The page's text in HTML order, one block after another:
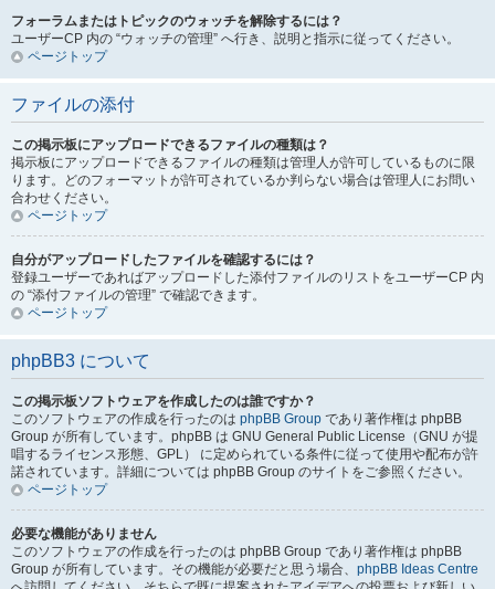
フォーラムまたはトピックのウォッチを解除するには？
ユーザーCP 内の “ウォッチの管理” へ行き、説明と指示に従ってください。
ページトップ
ファイルの添付
この掲示板にアップロードできるファイルの種類は？
掲示板にアップロードできるファイルの種類は管理人が許可しているものに限
ります。どのフォーマットが許可されているか判らない場合は管理人にお問い
合わせください。
ページトップ
自分がアップロードしたファイルを確認するには？
登録ユーザーであればアップロードした添付ファイルのリストをユーザーCP 内
の “添付ファイルの管理” で確認できます。
ページトップ
phpBB3 について
この掲示板ソフトウェアを作成したのは誰ですか？
このソフトウェアの作成を行ったのは phpBB Group であり著作権は phpBB
Group が所有しています。phpBB は GNU General Public License（GNU が提
唱するライセンス形態、GPL） に定められている条件に従って使用や配布が許
諾されています。詳細については phpBB Group のサイトをご参照ください。
ページトップ
必要な機能がありません
このソフトウェアの作成を行ったのは phpBB Group であり著作権は phpBB
Group が所有しています。その機能が必要だと思う場合、 phpBB Ideas Centre